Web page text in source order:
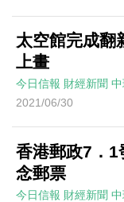
太空館完成翻
上畫
今日信報 財經新聞
2021/06/30
香港郵政7．1
念郵票
今日信報 財經新聞